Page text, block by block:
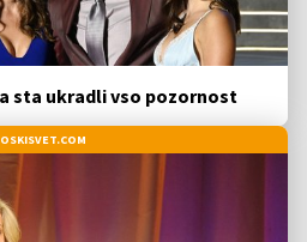
sta ukradli vso pozornost